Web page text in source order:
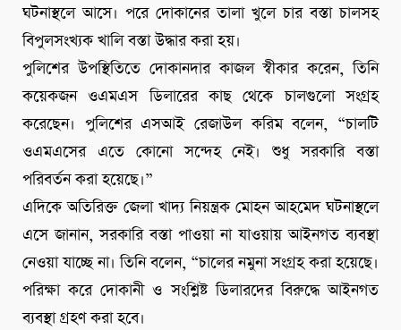
ঘটনাস্থলে আসে। পরে দোকানের তালা খুলে চার বস্তা চালসহ
বিপুলসংখ্যক খালি বস্তা উদ্ধার করা হয়।
পুলিশের উপস্থিতিতে দোকানদার কাজল স্বীকার করেন, তিনি
কয়েকজন ওএমএস ডিলারের কাছ থেকে চালগুলো সংগ্রহ
করেছেন। পুলিশের এসআই রেজাউল করিম বলেন, “চালটি
ওএমএসের এতে কোনো সন্দেহ নেই। শুধু সরকারি বস্তা
পরিবর্তন করা হয়েছে।”
এদিকে অতিরিক্ত জেলা খাদ্য নিয়ন্ত্রক মোহন আহমেদ ঘটনাস্থলে
এসে জানান, সরকারি বস্তা পাওয়া না যাওয়ায় আইনগত ব্যবস্থা
নেওয়া যাচ্ছে না। তিনি বলেন, “চালের নমুনা সংগ্রহ করা হয়েছে।
পরিক্ষা করে দোকানী ও সংশ্লিষ্ট ডিলারদের বিরুদ্ধে আইনগত
ব্যবস্থা গ্রহণ করা হবে।